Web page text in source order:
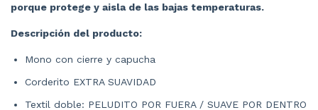
porque protege y aisla de las bajas temperaturas.
Descripción del producto:
Mono con cierre y capucha
Corderito EXTRA SUAVIDAD
Textil doble: PELUDITO POR FUERA / SUAVE POR DENTRO